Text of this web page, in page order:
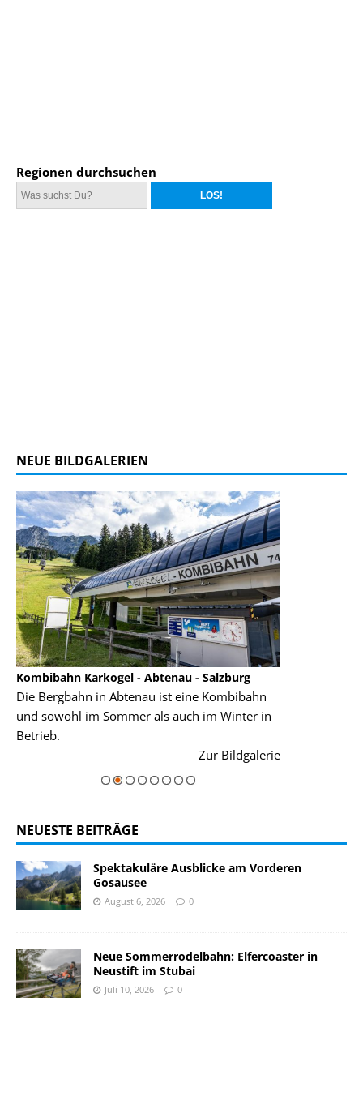
Regionen durchsuchen
NEUE BILDGALERIEN
Kombibahn Karkogel - Abtenau - Salzburg
Die Bergbahn in Abtenau ist eine Kombibahn
und sowohl im Sommer als auch im Winter in
Betrieb.
Zur Bildgalerie
NEUESTE BEITRÄGE
Spektakuläre Ausblicke am Vorderen
Gosausee
August 6, 2026 0
Neue Sommerrodelbahn: Elfercoaster in
Neustift im Stubai
Juli 10, 2026 0